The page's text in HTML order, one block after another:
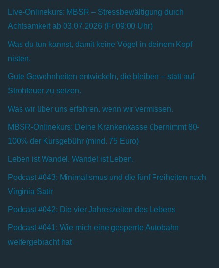
Live-Onlinekurs: MBSR – Stressbewältigung durch
Achtsamkeit ab 03.07.2026 (Fr 09:00 Uhr)
Was du tun kannst, damit keine Vögel in deinem Kopf
nisten.
Gute Gewohnheiten entwickeln, die bleiben – statt auf
Strohfeuer zu setzen.
Was wir über uns erfahren, wenn wir vermissen.
MBSR-Onlinekurs: Deine Krankenkasse übernimmt 80-
100% der Kursgebühr (mind. 75 Euro)
Leben ist Wandel. Wandel ist Leben.
Podcast #043: Minimalismus und die fünf Freiheiten nach
Virginia Satir
Podcast #042: Die vier Jahreszeiten des Lebens
Podcast #041: Wie mich eine gesperrte Autobahn
weitergebracht hat